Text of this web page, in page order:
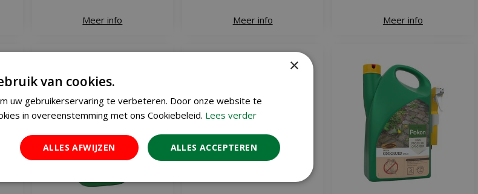
Meer info Meer info Meer info
×
van cookies.
uw gebruikerservaring te verbeteren. Door onze website te
in overeenstemming met ons Cookiebeleid. Lees verder
ALLES ACCEPTEREN
ALLES AFWIJZEN